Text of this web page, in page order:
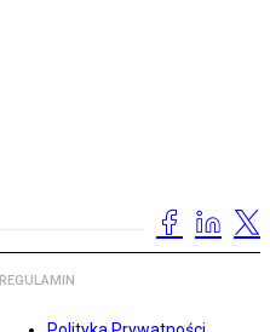
REGULAMIN